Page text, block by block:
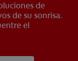
de
de su sonrisa.
el